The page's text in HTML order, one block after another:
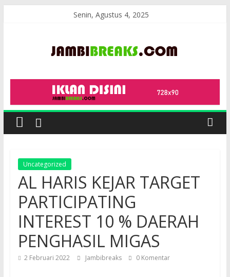
Senin, Agustus 4, 2025
JambiBreaks
Uncategorized
AL HARIS KEJAR TARGET
PARTICIPATING
INTEREST 10 % DAERAH
PENGHASIL MIGAS
2 Februari 2022 Jambibreaks 0 Komentar